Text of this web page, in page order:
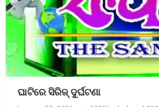
ଘାଟିରେ ସିରିଜ୍ ଦୁର୍ଘଟଣା